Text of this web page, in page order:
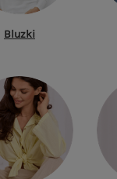
Bluzki